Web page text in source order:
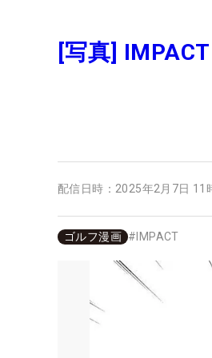
[写真]
配信日時： 2025年2月7日 11
ゴルフ漫画 # IMPACT